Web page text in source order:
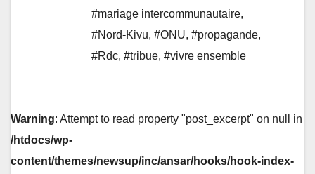
#mariage intercommunautaire,
#Nord-Kivu, #ONU, #propagande,
#Rdc, #tribue, #vivre ensemble
Warning: Attempt to read property "post_excerpt" on null in
/htdocs/wp-
content/themes/newsup/inc/ansar/hooks/hook-index-